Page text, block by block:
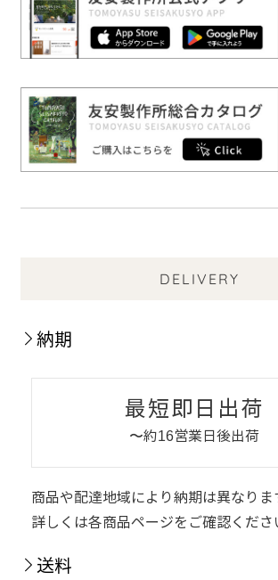
DELIVERY
納期
最短即日出荷
〜約16営業日後出荷
商品や配達地域により納期は異なりま
詳しくは各商品ページをご確認くださ
送料